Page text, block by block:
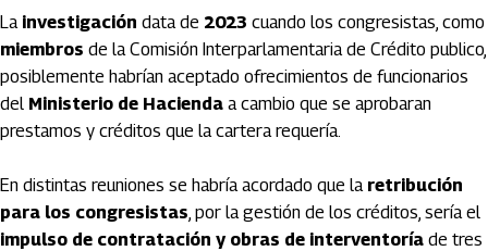
Lainvestigación data de 2023 cuando los congresistas, como
miembros de la Comisión Interparlamentaria de Crédito publico,
posiblemente habrían aceptado ofrecimientos de funcionarios
del Ministerio de Hacienda a cambio que se aprobaran
prestamos y créditos que la cartera requería.
En distintas reuniones se habría acordado que la retribución
para los congresistas, por la gestión de los créditos, sería el
impulso de contratación y obras de interventoría de tres